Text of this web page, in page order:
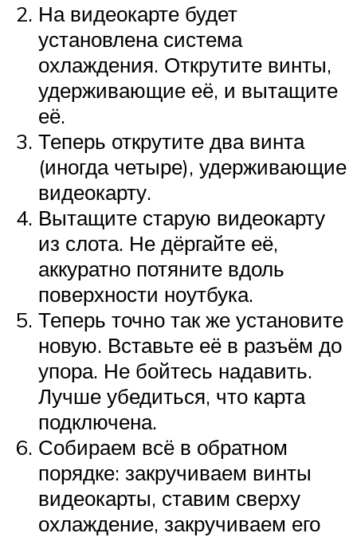
На видеокарте будет
установлена система
охлаждения. Открутите винты,
удерживающие её, и вытащите
её.
Теперь открутите два винта
(иногда четыре), удерживающие
видеокарту.
Вытащите старую видеокарту
из слота. Не дёргайте её,
аккуратно потяните вдоль
поверхности ноутбука.
Теперь точно так же установите
новую. Вставьте её в разъём до
упора. Не бойтесь надавить.
Лучше убедиться, что карта
подключена.
Собираем всё в обратном
порядке: закручиваем винты
видеокарты, ставим сверху
охлаждение, закручиваем его